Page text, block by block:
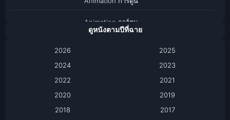
Animation การ์ตูน
Based on a True Story เรื่องจริง
ดูหนังตามปีที่ฉาย
2026
2025
2024
2023
2022
2021
2020
2019
2018
2017